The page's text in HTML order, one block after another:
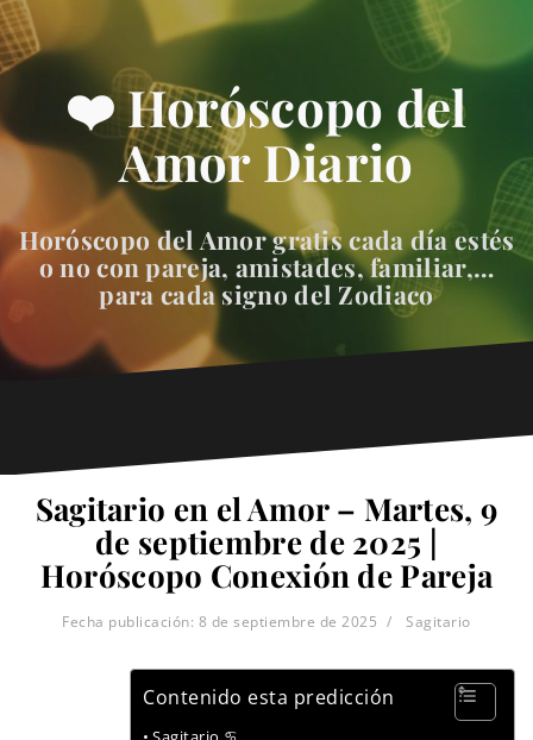
❤️ Horóscopo del
Amor Diario
Horóscopo del Amor gratis cada día estés
o no con pareja, amistades, familiar,…
para cada signo del Zodiaco
Sagitario en el Amor – Martes, 9
de septiembre de 2025 |
Horóscopo Conexión de Pareja
Fecha publicación: 8 de septiembre de 2025 Sagitario
Contenido esta predicción